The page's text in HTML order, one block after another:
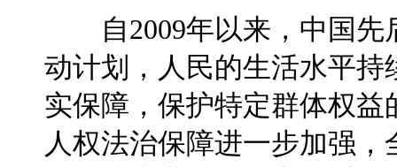
自2009年以来，中国先
动计划，人民的生活水平
实保障，保护特定群体权
人权法治保障进一步加强